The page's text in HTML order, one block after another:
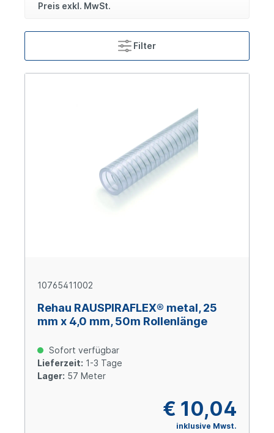
Preis exkl. MwSt.
Filter
10765411002
Rehau RAUSPIRAFLEX® metal, 25
mm x 4,0 mm, 50m Rollenlänge
Sofort verfügbar
Lieferzeit: 1-3 Tage
Lager: 57 Meter
€ 10,04
inklusive Mwst.